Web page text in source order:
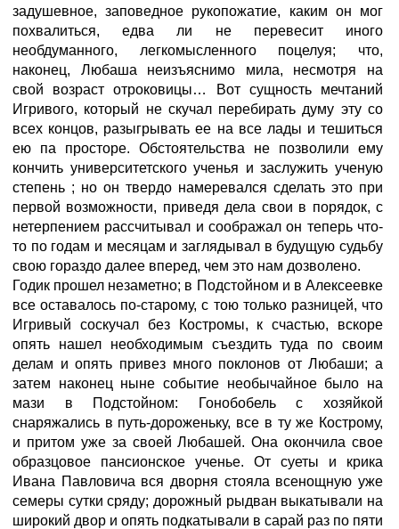
задушевное, заповедное рукопожатие, каким он мог
похвалиться, едва ли не перевесит иного
необдуманного, легкомысленного поцелуя; что,
наконец, Любаша неизъяснимо мила, несмотря на
свой возраст отроковицы… Вот сущность мечтаний
Игривого, который не скучал перебирать думу эту со
всех концов, разыгрывать ее на все лады и тешиться
ею па просторе. Обстоятельства не позволили ему
кончить университетского ученья и заслужить ученую
степень ; но он твердо намеревался сделать это при
первой возможности, приведя дела свои в порядок, с
нетерпением рассчитывал и соображал он теперь что-
то по годам и месяцам и заглядывал в будущую судьбу
свою гораздо далее вперед, чем это нам дозволено.
Годик прошел незаметно; в Подстойном и в Алексеевке
все оставалось по-старому, с тою только разницей, что
Игривый соскучал без Костромы, к счастью, вскоре
опять нашел необходимым съездить туда по своим
делам и опять привез много поклонов от Любаши; а
затем наконец ныне событие необычайное было на
мази в Подстойном: Гонобобель с хозяйкой
снаряжались в путь-дороженьку, все в ту же Кострому,
и притом уже за своей Любашей. Она окончила свое
образцовое пансионское ученье. От суеты и крика
Ивана Павловича вся дворня стояла всенощную уже
семеры сутки сряду; дорожный рыдван выкатывали на
широкий двор и опять подкатывали в сарай раз по пяти